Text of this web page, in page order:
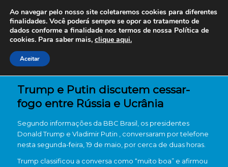
Trump e Putin discutem cessar-
fogo entre Rússia e Ucrânia
Segundo informações da BBC Brasil, os presidentes
Donald Trump e Vladimir Putin , conversaram por telefone
nesta segunda-feira, 19 de maio, por cerca de duas horas.
Trump classificou a conversa como “muito boa” e afirmou
Ao navegar pelo nosso site coletaremos cookies para diferentes
finalidades. Você poderá sempre se opor ao tratamento de
dados conforme a finalidade nos termos de nossa Política de
cookies. Para saber mais, clique aqui.
Aceitar